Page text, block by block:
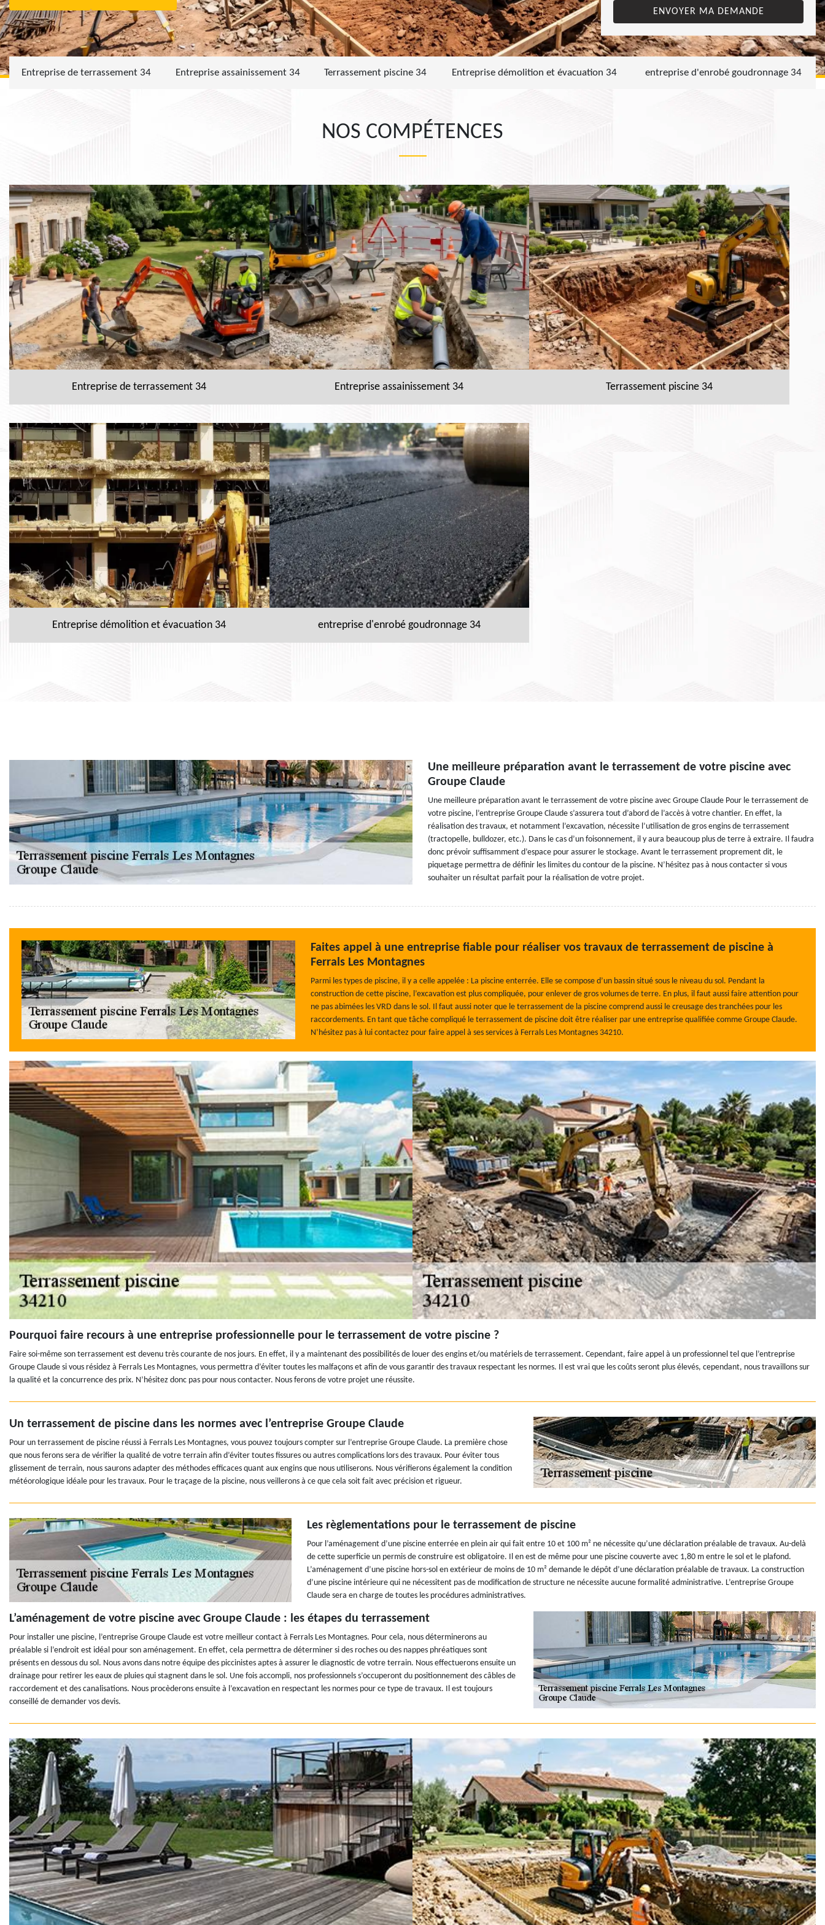
Entreprise de terrassement 34 Entreprise assainissement 34 Terrassement piscine 34 Entreprise démolition et évacuation 34 entreprise d'enrobé goudronnage 34
NOS COMPÉTENCES
Entreprise de terrassement 34 Entreprise assainissement 34 Terrassement piscine 34
Entreprise démolition et évacuation 34 entreprise d'enrobé goudronnage 34
Une meilleure préparation avant le terrassement de votre piscine avec
Groupe Claude
Une meilleure préparation avant le terrassement de votre piscine avec Groupe Claude Pour le terrassement de
votre piscine, l’entreprise Groupe Claude s’assurera tout d’abord de l’accès à votre chantier. En effet, la
réalisation des travaux, et notamment l’excavation, nécessite l’utilisation de gros engins de terrassement
(tractopelle, bulldozer, etc.). Dans le cas d’un foisonnement, il y aura beaucoup plus de terre à extraire. Il faudra
donc prévoir suffisamment d’espace pour assurer le stockage. Avant le terrassement proprement dit, le
piquetage permettra de définir les limites du contour de la piscine. N’hésitez pas à nous contacter si vous
souhaiter un résultat parfait pour la réalisation de votre projet.
Faites appel à une entreprise fiable pour réaliser vos travaux de terrassement de piscine à
Ferrals Les Montagnes
Parmi les types de piscine, il y a celle appelée : La piscine enterrée. Elle se compose d’un bassin situé sous le niveau du sol. Pendant la
construction de cette piscine, l’excavation est plus compliquée, pour enlever de gros volumes de terre. En plus, il faut aussi faire attention pour
ne pas abimées les VRD dans le sol. Il faut aussi noter que le terrassement de la piscine comprend aussi le creusage des tranchées pour les
raccordements. En tant que tâche compliqué le terrassement de piscine doit être réaliser par une entreprise qualifiée comme Groupe Claude.
N’hésitez pas à lui contactez pour faire appel à ses services à Ferrals Les Montagnes 34210.
Pourquoi faire recours à une entreprise professionnelle pour le terrassement de votre piscine ?
Faire soi-même son terrassement est devenu très courante de nos jours. En effet, il y a maintenant des possibilités de louer des engins et/ou matériels de terrassement. Cependant, faire appel à un professionnel tel que l’entreprise
Groupe Claude si vous résidez à Ferrals Les Montagnes, vous permettra d’éviter toutes les malfaçons et afin de vous garantir des travaux respectant les normes. Il est vrai que les coûts seront plus élevés, cependant, nous travaillons sur
la qualité et la concurrence des prix. N’hésitez donc pas pour nous contacter. Nous ferons de votre projet une réussite.
Un terrassement de piscine dans les normes avec l’entreprise Groupe Claude
Pour un terrassement de piscine réussi à Ferrals Les Montagnes, vous pouvez toujours compter sur l’entreprise Groupe Claude. La première chose
que nous ferons sera de vérifier la qualité de votre terrain afin d’éviter toutes fissures ou autres complications lors des travaux. Pour éviter tous
glissement de terrain, nous saurons adapter des méthodes efficaces quant aux engins que nous utiliserons. Nous vérifierons également la condition
météorologique idéale pour les travaux. Pour le traçage de la piscine, nous veillerons à ce que cela soit fait avec précision et rigueur.
Les règlementations pour le terrassement de piscine
Pour l’aménagement d’une piscine enterrée en plein air qui fait entre 10 et 100 m² ne nécessite qu’une déclaration préalable de travaux. Au-delà
de cette superficie un permis de construire est obligatoire. Il en est de même pour une piscine couverte avec 1,80 m entre le sol et le plafond.
L’aménagement d’une piscine hors-sol en extérieur de moins de 10 m² demande le dépôt d’une déclaration préalable de travaux. La construction
d’une piscine intérieure qui ne nécessitent pas de modification de structure ne nécessite aucune formalité administrative. L’entreprise Groupe
Claude sera en charge de toutes les procédures administratives.
L’aménagement de votre piscine avec Groupe Claude : les étapes du terrassement
Pour installer une piscine, l’entreprise Groupe Claude est votre meilleur contact à Ferrals Les Montagnes. Pour cela, nous déterminerons au
préalable si l’endroit est idéal pour son aménagement. En effet, cela permettra de déterminer si des roches ou des nappes phréatiques sont
présents en dessous du sol. Nous avons dans notre équipe des piccinistes aptes à assurer le diagnostic de votre terrain. Nous effectuerons ensuite un
drainage pour retirer les eaux de pluies qui stagnent dans le sol. Une fois accompli, nos professionnels s’occuperont du positionnement des câbles de
raccordement et des canalisations. Nous procèderons ensuite à l’excavation en respectant les normes pour ce type de travaux. Il est toujours
conseillé de demander vos devis.